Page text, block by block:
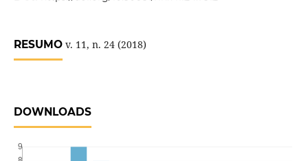
RESUMOv. 11, n. 24 (2018)
DOWNLOADS